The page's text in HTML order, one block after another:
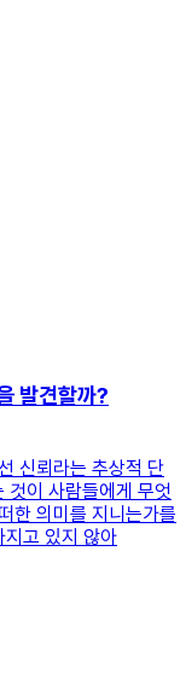
발견할까?
신뢰라는 추상적 단
것이 사람들에게 무엇
한 의미를 지니는가를
고 있지 않아